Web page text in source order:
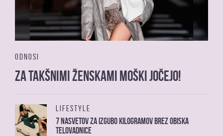
ODNOSI
Za takšnimi ženskami moški jočejo!
LIFESTYLE
7 nasvetov za izgubo kilogramov brez obiska
telovadnice